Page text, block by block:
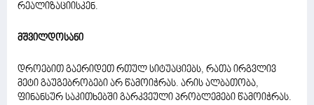
რეალიზაციისკენ.
მშვილდოსანი
დროებით გაერიდეთ რთულ სიტუაციებს, რათა ირგვლივ
მეტი გაუგებრობები არ წამოიჭრას. არის ალბათობა,
ფინანსურ საკითხებში გარკვეული პრობლემები წამოიჭრას.